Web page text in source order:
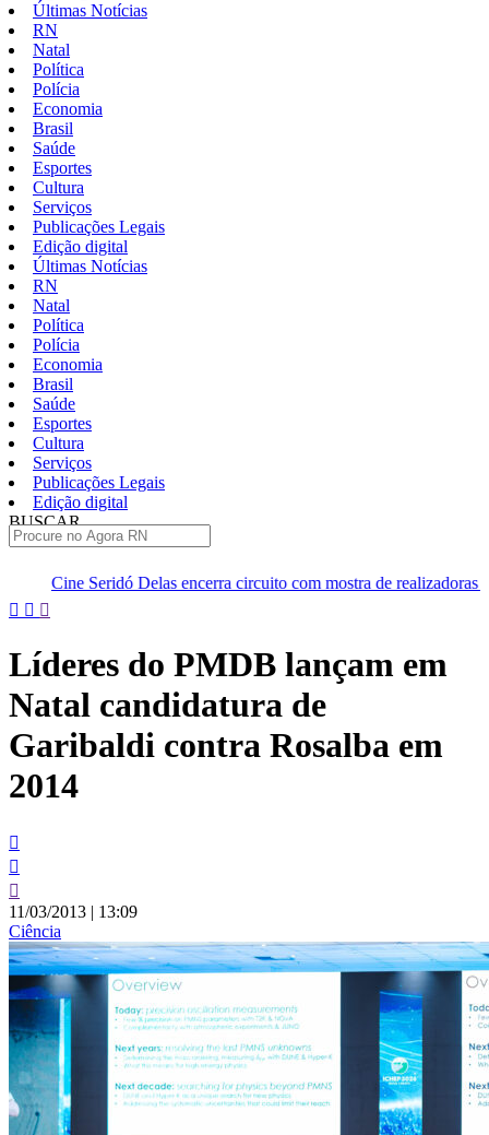
Últimas Notícias
RN
Natal
Política
Polícia
Economia
Brasil
Saúde
Esportes
Cultura
Serviços
Publicações Legais
Edição digital
Últimas Notícias
RN
Natal
Política
Polícia
Economia
Brasil
Saúde
Esportes
Cultura
Serviços
Publicações Legais
Edição digital
BUSCAR
encerra circuito com mostra de realizadoras seridoenses em Caicó
Pular
conteúdo
Líderes do PMDB lançam em
Natal candidatura de
Garibaldi contra Rosalba em
2014
11/03/2013 | 13:09
Ciência